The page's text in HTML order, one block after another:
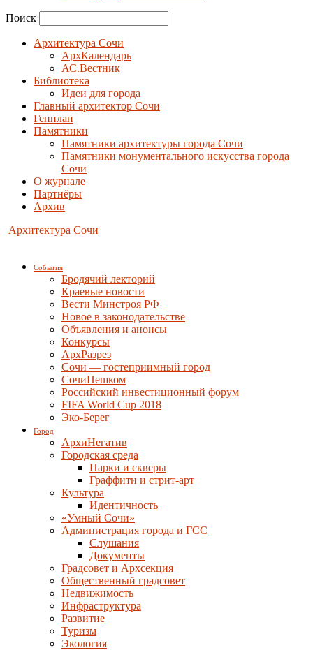
Поиск
Архитектура Сочи
АрхКалендарь
АС.Вестник
Библиотека
Идеи для города
Главный архитектор Сочи
Генплан
Памятники
Памятники архитектуры города Сочи
Памятники монументального искусства города
Сочи
О журнале
Партнёры
Архив
Архитектура Сочи
События
Бродячий лекторий
Краевые новости
Вести Минстроя РФ
Новое в законодательстве
Объявления и анонсы
Конкурсы
АрхРазрез
Сочи — гостеприимный город
СочиПешком
Российский инвестиционный форум
FIFA World Cup 2018
Эко-Берег
Город
АрхиНегатив
Городская среда
Парки и скверы
Граффити и стрит-арт
Культура
Идентичность
«Умный Сочи»
Администрация города и ГСС
Слушания
Документы
Градсовет и Архсекция
Общественный градсовет
Недвижимость
Инфраструктура
Развитие
Туризм
Экология